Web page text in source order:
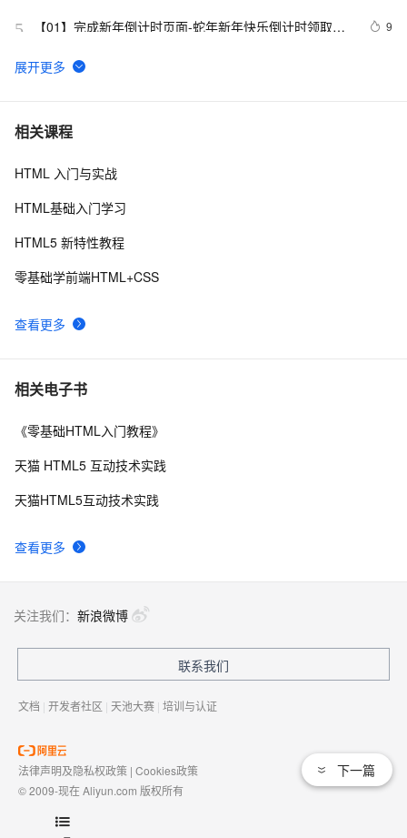
5
【01】完成新年倒计时页面-蛇年新年快乐倒计时领取礼
html5+div+CSS+JavaScript-优雅草卓伊凡-做一条关于新
9
6 C#服务器端获取客户端(html)控件值
7
8 HTML DOM addEventListener() 方法示例
式判断11位手机号码
10IIS MIME类型问题(html5 video 本地打开可以，IIS打开
相关课程
查看更多
HTML 入门与实战
HTML基础入门学习
HTML5 新特性教程
零基础学前端HTML+CSS
相关电子书
查看更多
《零基础HTML入门教程》
天猫 HTML5 互动技术实践
天猫HTML5互动技术实践
下一篇
关注我们： 新浪微博
联系我们
文档 | 开发者社区 | 天池大赛 | 培训与认证
法律声明及隐私权政策 | Cookies政策
© 2009-现在 Aliyun.com 版权所有
域名注册服务机构许可：